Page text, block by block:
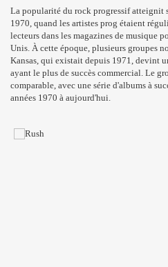
La popularité du rock progressif atteignit
1970, quand les artistes prog étaient
lecteurs dans les magazines de musique
Unis. À cette époque, plusieurs groupes
Kansas, qui existait depuis 1971, devint
ayant le plus de succès commercial. Le
comparable, avec une série d'albums à
années 1970 à aujourd'hui.